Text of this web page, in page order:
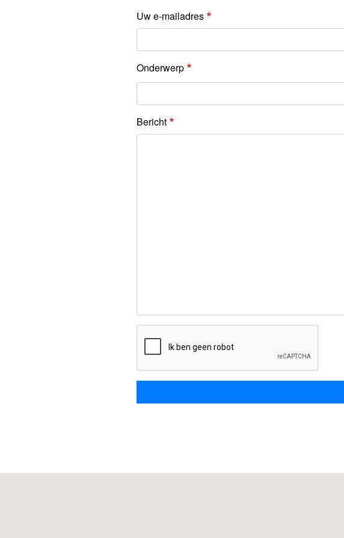
Uw e-mailadres
Onderwerp
Bericht